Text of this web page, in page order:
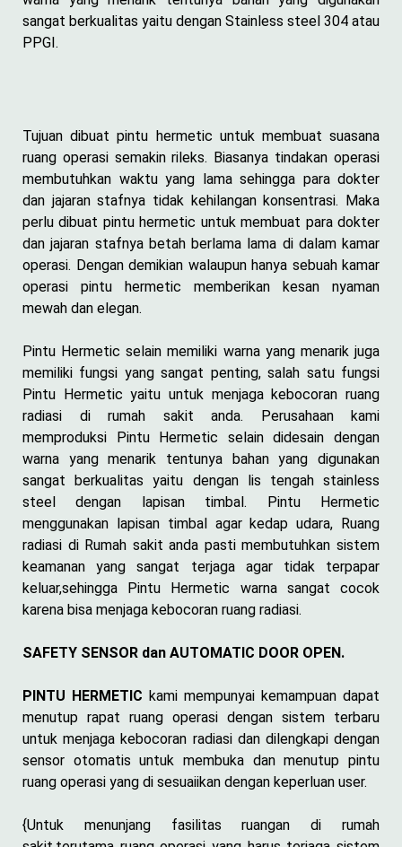
sangat berkualitas yaitu dengan Stainless steel 304 atau
PPGI.
Tujuan dibuat pintu hermetic untuk membuat suasana
ruang operasi semakin rileks. Biasanya tindakan operasi
membutuhkan waktu yang lama sehingga para dokter
dan jajaran stafnya tidak kehilangan konsentrasi. Maka
perlu dibuat pintu hermetic untuk membuat para dokter
dan jajaran stafnya betah berlama lama di dalam kamar
operasi. Dengan demikian walaupun hanya sebuah kamar
operasi pintu hermetic memberikan kesan nyaman
mewah dan elegan.
Pintu Hermetic selain memiliki warna yang menarik juga
memiliki fungsi yang sangat penting, salah satu fungsi
Pintu Hermetic yaitu untuk menjaga kebocoran ruang
radiasi di rumah sakit anda. Perusahaan kami
memproduksi Pintu Hermetic selain didesain dengan
warna yang menarik tentunya bahan yang digunakan
sangat berkualitas yaitu dengan lis tengah stainless
steel dengan lapisan timbal. Pintu Hermetic
menggunakan lapisan timbal agar kedap udara, Ruang
radiasi di Rumah sakit anda pasti membutuhkan sistem
keamanan yang sangat terjaga agar tidak terpapar
keluar,sehingga Pintu Hermetic warna sangat cocok
karena bisa menjaga kebocoran ruang radiasi.
SAFETY SENSOR dan AUTOMATIC DOOR OPEN.
PINTU HERMETIC kami mempunyai kemampuan dapat
menutup rapat ruang operasi dengan sistem terbaru
untuk menjaga kebocoran radiasi dan dilengkapi dengan
sensor otomatis untuk membuka dan menutup pintu
ruang operasi yang di sesuaiikan dengan keperluan user.
{Untuk menunjang fasilitas ruangan di rumah